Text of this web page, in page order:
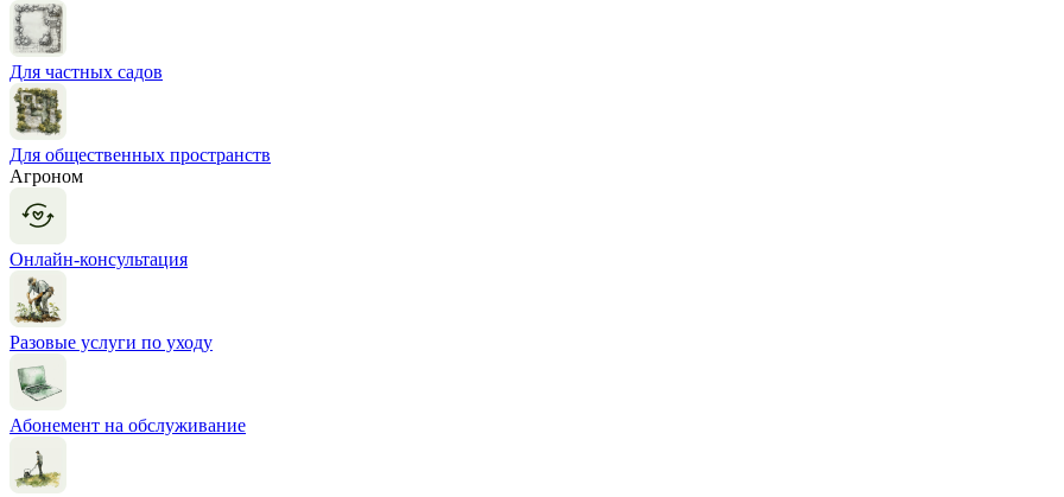
Для частных садов
Для общественных пространств
Агроном
Онлайн-консультация
Разовые услуги по уходу
Абонемент на обслуживание